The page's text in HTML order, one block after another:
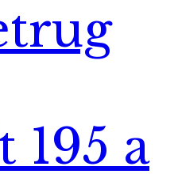
195 a